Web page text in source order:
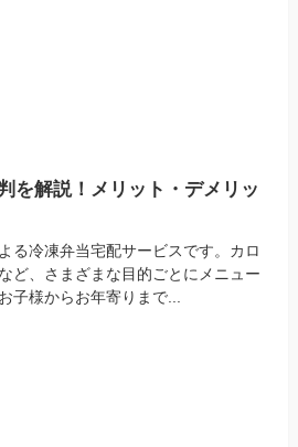
を解説！メリット・デメリッ
る冷凍弁当宅配サービスです。カロ
ど、さまざまな目的ごとにメニュー
子様からお年寄りまで...